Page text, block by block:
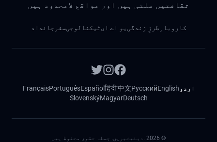
ثقافتیں ملتی ہیں اور مواقع لامحدود ہیں
کاروبار طرزِ زندگی یو اے ایٹیکنالوجیسفر جائداد
اردو English
Русский
中文
हिंदी
Español
Português
Français
Deutsch
Magyar
Slovenský
©
2026 .دبئیخبریں. جملہ حقوق محفوظ ہیں